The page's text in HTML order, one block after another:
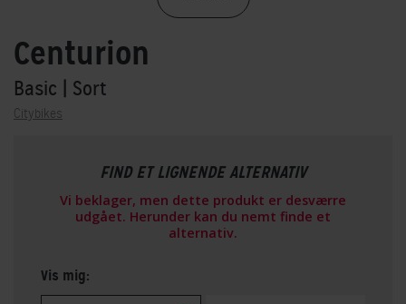
Centurion
Basic | Sort
Citybikes
FIND ET LIGNENDE ALTERNATIV
Vi beklager, men dette produkt er desværre
udgået. Herunder kan du nemt finde et
alternativ.
Vis mig: